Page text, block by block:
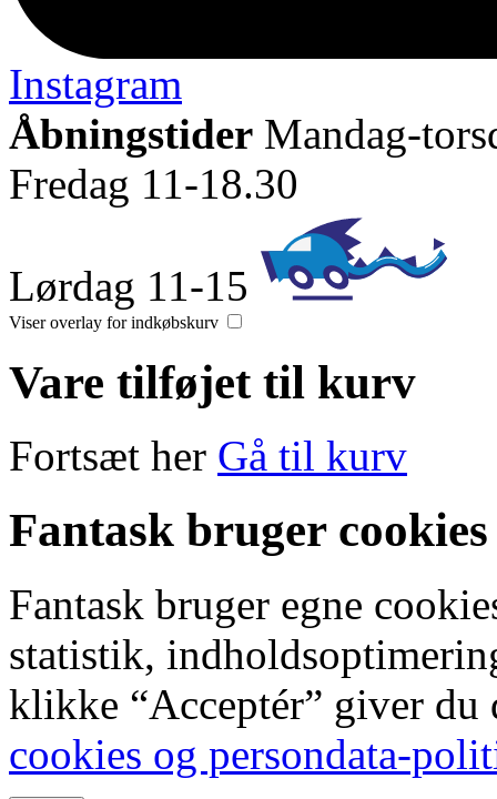
Instagram
Åbningstider Mandag-
Fredag 11-18.30
Lørdag 11-15
Viser overlay for indkøbskurv
Vare tilføjet til kurv
Fortsæt her Gå til kurv
Fantask bruger cookies
Fantask bruger egne
statistik,
klikke “Acceptér” giver
cookies og persondata-